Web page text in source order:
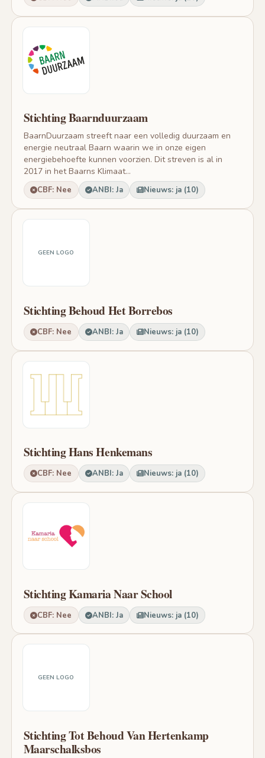
Stichting Baarnduurzaam
BaarnDuurzaam streeft naar een volledig duurzaam en
energie neutraal Baarn waarin we in onze eigen
energiebehoefte kunnen voorzien. Dit streven is al in
2017 in het Baarns Klimaat...
CBF: Nee ANBI: Ja Nieuws: ja (10)
GEEN LOGO
Stichting Behoud Het Borrebos
CBF: Nee ANBI: Ja Nieuws: ja (10)
Stichting Hans Henkemans
CBF: Nee ANBI: Ja Nieuws: ja (10)
Stichting Kamaria Naar School
CBF: Nee ANBI: Ja Nieuws: ja (10)
GEEN LOGO
Stichting Tot Behoud Van Hertenkamp
Maarschalksbos